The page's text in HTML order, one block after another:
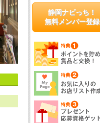
静岡ナビっち！
無料メンバー登録